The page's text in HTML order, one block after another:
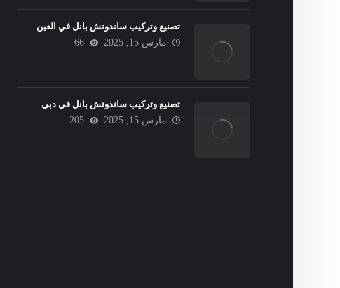
تصنيع وتركيب ساندوتش بانل في العين
مارس 15, 2025
66
تصنيع وتركيب ساندوتش بانل في دبي
مارس 15, 2025
205